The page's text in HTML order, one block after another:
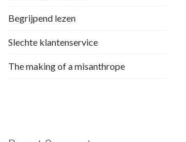
Begrijpend lezen
Slechte klantenservice
The making of a misanthrope